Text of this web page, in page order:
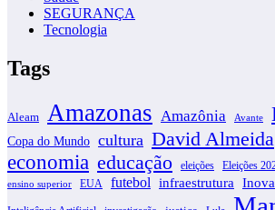
SEGURANÇA
Tecnologia
Tags
Aleam Amazonas Amazônia Avante
Copa do Mundo cultura David Almeida
economia educação eleições Eleições
ensino superior EUA futebol infraestrutura